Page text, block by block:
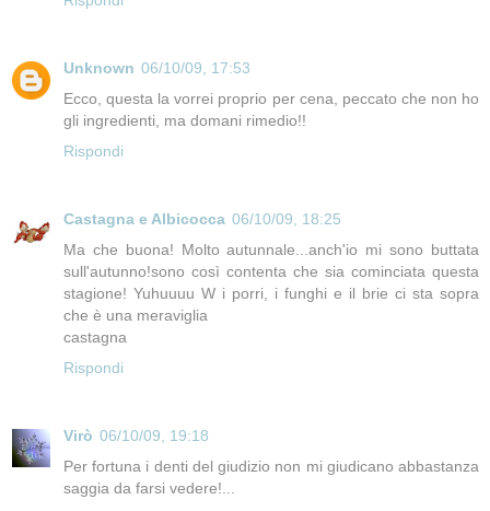
Unknown 06/10/09, 17:53
Ecco, questa la vorrei proprio per cena, peccato che non ho
gli ingredienti, ma domani rimedio!!
Rispondi
Castagna e Albicocca 06/10/09, 18:25
Ma che buona! Molto autunnale...anch'io mi sono buttata
sull'autunno!sono così contenta che sia cominciata questa
stagione! Yuhuuuu W i porri, i funghi e il brie ci sta sopra
che è una meraviglia
castagna
Rispondi
Virò 06/10/09, 19:18
Per fortuna i denti del giudizio non mi giudicano abbastanza
saggia da farsi vedere!...